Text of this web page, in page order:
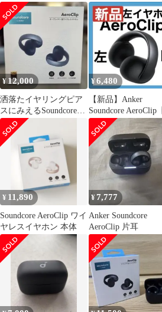
ンドコア
ンドコア
¥ 12,000
洒落たイヤリングピア
スにみえるSoundcore
AeroClip
¥6,480
【新品】Anker
Soundcore AeroClip
ラック•左イヤホン】
¥ 11,890
Soundcore AeroClip ワイ
ヤレスイヤホン 本体
¥7,777
Anker Soundcore
AeroClip 片耳